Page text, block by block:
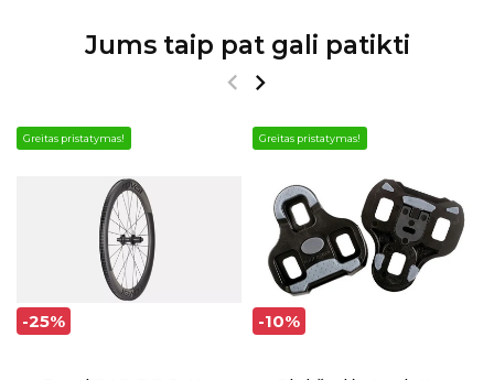
Jums taip pat gali patikti
-25%
Greitas pristatymas!
-10%
Greitas pristatymas!